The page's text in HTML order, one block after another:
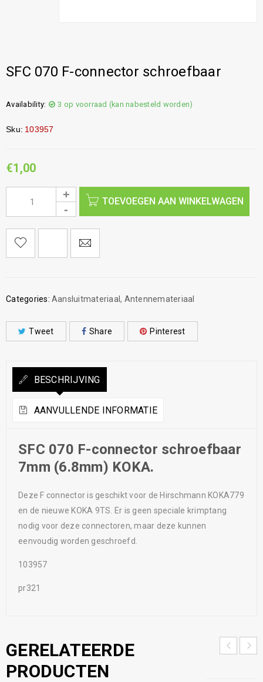
SFC 070 F-connector schroefbaar
Availability: 3 op voorraad (kan nabesteld worden)
Sku: 103957
€1,00
TOEVOEGEN AAN WINKELWAGEN
Categories: Aansluitmateriaal , Antennemateriaal
Tweet Share Pinterest
BESCHRIJVING
AANVULLENDE INFORMATIE
SFC 070 F-connector schroefbaar
7mm (6.8mm) KOKA.
Deze F connector is geschikt voor de Hirschmann KOKA779
en de nieuwe KOKA 9TS. Er is geen speciale krimptang
nodig voor deze connectoren, maar deze kunnen
eenvoudig worden geschroefd.
103957
pr321
GERELATEERDE
PRODUCTEN